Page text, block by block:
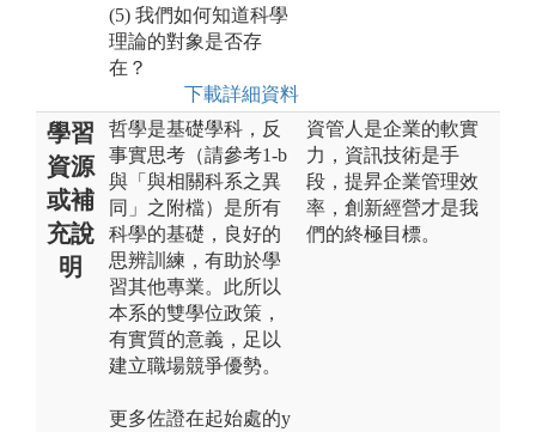
(5) 我們如何知道科學
理論的對象是否存
在？
下載詳細資料
學習
資源
或補
充說
明
哲學是基礎學科，反
事實思考（請參考1-b
與「與相關科系之異
同」之附檔）是所有
科學的基礎，良好的
思辨訓練，有助於學
習其他專業。此所以
本系的雙學位政策，
有實質的意義，足以
建立職場競爭優勢。
更多佐證在起始處的y
資管人是企業的軟實
力，資訊技術是手
段，提昇企業管理效
率，創新經營才是我
們的終極目標。